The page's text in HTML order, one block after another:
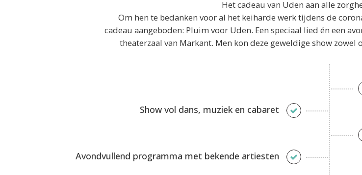
Het cadeau van Uden aan alle
Om hen te bedanken voor al het keiharde werk tijdens de
cadeau aangeboden: Pluim voor Uden. Een speciaal lied én een
theaterzaal van Markant. Men kon deze geweldige show
Show vol dans, muziek en cabaret
Avondvullend programma met bekende artiesten